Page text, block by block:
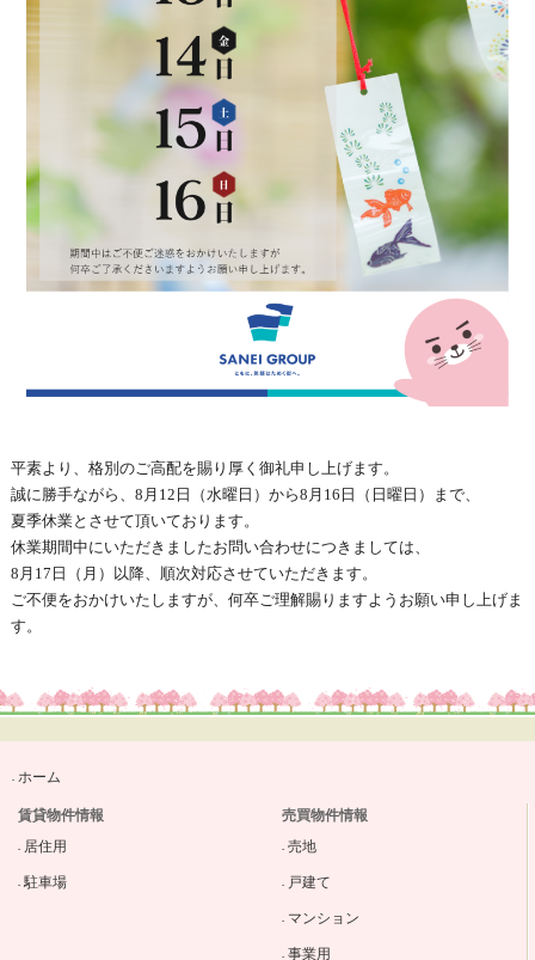
平素より、格別のご高配を賜り厚く御礼申し上げます。
誠に勝手ながら、8月12日（水曜日）から8月16日（日曜日）まで、
夏季休業とさせて頂いております。
休業期間中にいただきましたお問い合わせにつきましては、
8月17日（月）以降、順次対応させていただきます。
ご不便をおかけいたしますが、何卒ご理解賜りますようお願い申し上げま
す。
ホーム
賃貸物件情報
居住用
駐車場
売買物件情報
売地
戸建て
マンション
事業用